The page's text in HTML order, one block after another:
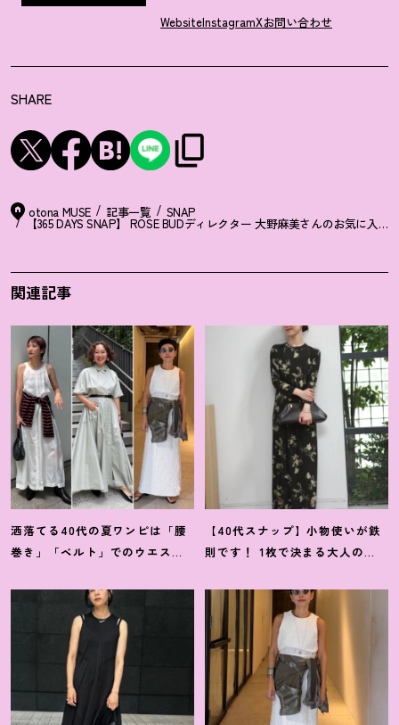
WebsiteInstagramXお問い合わせ
SHARE
otona MUSE 記事一覧 SNAP
【365 DAYS SNAP】 ROSE BUDディレクター 大野麻美さんのお気に入り
関連記事
洒落てる40代の夏ワンピは「腰
巻き」「ベルト」でのウエスト
【40代スナップ】小物使いが鉄
則です ！ 1枚で決まる大人の
ん